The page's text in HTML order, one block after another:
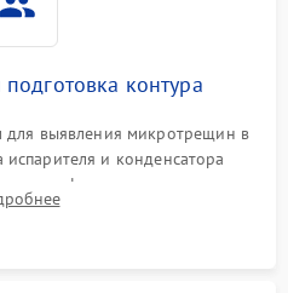
контура
для выявления микротрещин в
и конденсатора
фильтра-осушителя и
для устранения засоров.